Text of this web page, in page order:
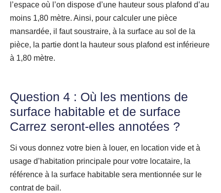
l’espace où l’on dispose d’une hauteur sous plafond d’au
moins 1,80 mètre. Ainsi, pour calculer une pièce
mansardée, il faut soustraire, à la surface au sol de la
pièce, la partie dont la hauteur sous plafond est inférieure
à 1,80 mètre.
Question 4 : Où les mentions de
surface habitable et de surface
Carrez seront-elles annotées ?
Si vous donnez votre bien à louer, en location vide et à
usage d’habitation principale pour votre locataire, la
référence à la surface habitable sera mentionnée sur le
contrat de bail.